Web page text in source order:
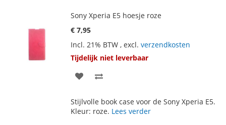
Sony Xperia E5 hoesje roze
€ 7,95
Incl. 21% BTW , excl. verzendkosten
Tijdelijk niet leverbaar
VOEG
AAN TE
Stijlvolle book case voor de Sony Xperia E5.
Kleur: roze. Lees verder